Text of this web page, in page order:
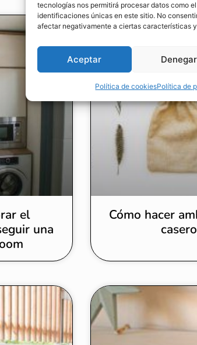
tecnologías nos permitirá procesar datos como
identificaciones únicas en este sitio. No
afectar negativamente a ciertas características
Aceptar Denegar
Política de cookiesPolítica de
el
una
Cómo hacer
casero